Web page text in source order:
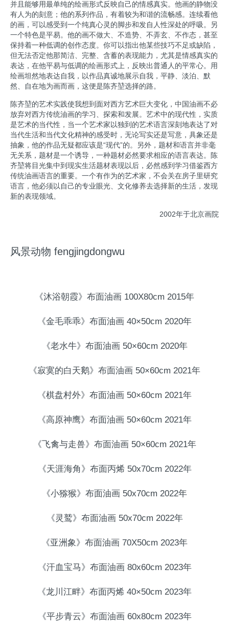
并且能够用最单纯的绘画形式反映自己的情感真实。他画的静物没
有人为的刻意；他的系列作品，有着较为和谐的流畅感。连续看他
的画，可以感受到一个纯真心灵的脚步和发自人性深处的呼吸。另
一个特色是平易。他的画不做大、不造势、不弄玄、不作态，甚至
保持着一种低调的创作态度。你可以指出他某些技巧不足或缺陷，
但无法否定他那简洁、完整、含蓄的表现能力，尤其是情感真实的
表达，在他平易与低调的绘画形式上，反映出普通人的平常心。用
绘画坦然地表达自我，以作品真诚地展示自我，平静、淡泊、默
然、自在地为画而画，这便是陈齐堃选择的路。
陈齐堃的艺术实践使我想到面对西方艺术巨大变化，中国油画不必
放弃对西方传统油画的学习、探索和发展。艺术中的现代性，实质
是艺术的当代性，当一个艺术家以独到的艺术语言深刻地表达了对
当代生活和当代文化精神的感受时，无论写实还是写意，具象还是
抽象，他的作品无疑都应该是“现代”的。另外，题材和语言并非毫
无关系，题材是一个诱导，一种题材必然要求相应的语言表达。陈
齐堃将目光集中到现实生活题材表现以后，必然感到学习借鉴西方
传统油画语言的重要。一个有作为的艺术家，不会关在房子里研究
语言，他必须以自己的专业眼光、文化修养去选择新的生活，发现
新的表现领域。
2002年于北京画院
风景动物 fengjingdongwu
《沐浴朝霞》布面油画 100X80cm 2015年
《金毛乖乖》布面油画 40×50cm 2020年
《老水牛》布面油画 50×60cm 2020年
《寂寞的白天鹅》布面油画 50×60cm 2021年
《棋盘村外》布面油画 50×60cm 2021年
《高原神鹰》布面油画 50×60cm 2021年
《飞禽与走兽》布面油画 50×60cm 2021年
《天涯海角》布面丙烯 50x70cm 2022年
《小猕猴》布面油画 50x70cm 2022年
《灵鹫》布面油画 50x70cm 2022年
《亚洲象》布面油画 70X50cm 2023年
《汗血宝马》布面油画 80x60cm 2023年
《龙川江畔》布面丙烯 40×50cm 2023年
《平步青云》布面油画 60x80cm 2023年